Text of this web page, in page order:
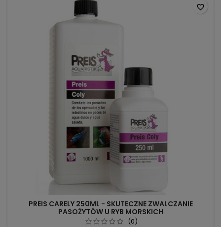
PREIS CARELY 250ML - SKUTECZNE ZWALCZANIE
PASOŻYTÓW U RYB MORSKICH
(0)
favorite_border